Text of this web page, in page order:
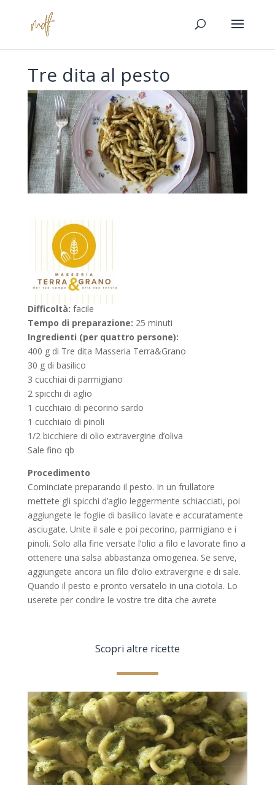
Tre dita al pesto
Difficoltà: facile
Tempo di preparazione: 25 minuti
Ingredienti (per quattro persone):
400 g di Tre dita Masseria Terra&Grano
30 g di basilico
3 cucchiai di parmigiano
2 spicchi di aglio
1 cucchiaio di pecorino sardo
1 cucchiaio di pinoli
1/2 bicchiere di olio extravergine d’oliva
Sale fino qb
Procedimento
Cominciate preparando il pesto. In un frullatore
mettete gli spicchi d’aglio leggermente schiacciati, poi
aggiungete le foglie di basilico lavate e accuratamente
asciugate. Unite il sale e poi pecorino, parmigiano e i
pinoli. Solo alla fine versate l’olio a filo e lavorate fino a
ottenere una salsa abbastanza omogenea. Se serve,
aggiungete ancora un filo d’olio extravergine e di sale.
Quando il pesto e pronto versatelo in una ciotola. Lo
userete per condire le vostre tre dita che avrete
Scopri altre ricette